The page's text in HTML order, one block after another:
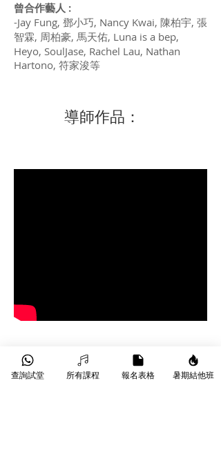
曾合作藝人 :
-Jay Fung, 鄧小巧, Nancy Kwai, 陳柏宇, 張
智霖, 周柏豪, 馬天佑, Luna is a bep,
Heyo, SoulJase, Rachel Lau, Nathan
Hartono, 符家浚等
​導師作品：
查詢試堂 所有課程 報名表格 暑期結他班